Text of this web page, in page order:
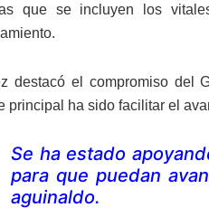
que se incluyen los
destacó el compromiso del
principal ha sido facilitar el
Se ha estado
para que puedan
aguinaldo.